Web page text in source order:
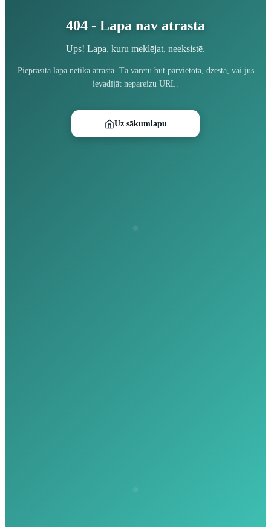
404 - Lapa nav atrasta
Ups! Lapa, kuru meklējat, neeksistē.
Pieprasītā lapa netika atrasta. Tā varētu būt pārvietota, dzēsta, vai jūs
ievadījāt nepareizu URL.
Uz sākumlapu